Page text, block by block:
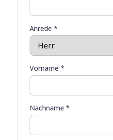
Anrede *
Vorname *
Nachname *